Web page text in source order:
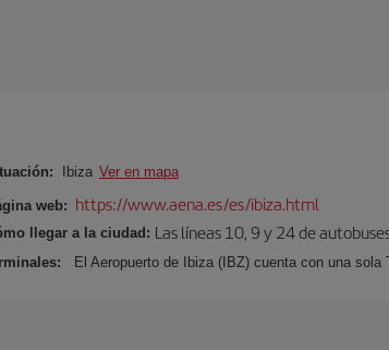
Ibiza Ver en mapa
web: https://www.aena.es/es/ibiza.html
llegar a la ciudad: Las líneas 10, 9 y 24 de
El Aeropuerto de Ibiza (IBZ) cuenta con una